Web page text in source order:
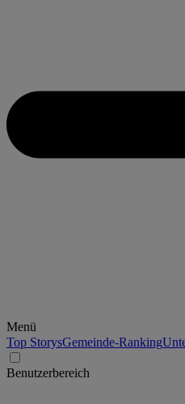
Menü
Top StorysGemeinde-Ranking
Benutzerbereich